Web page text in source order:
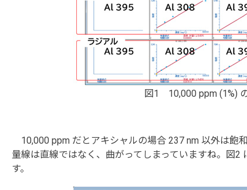
図1 10,000 ppm (1%)
10,000 ppm だとアキシャルの場合 237 nm 以外は飽
量線は直線ではなく、曲がってしまっていますね。図
す。